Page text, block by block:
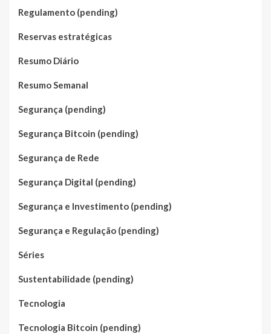
Regulamento (pending)
Reservas estratégicas
Resumo Diário
Resumo Semanal
Segurança (pending)
Segurança Bitcoin (pending)
Segurança de Rede
Segurança Digital (pending)
Segurança e Investimento (pending)
Segurança e Regulação (pending)
Séries
Sustentabilidade (pending)
Tecnologia
Tecnologia Bitcoin (pending)